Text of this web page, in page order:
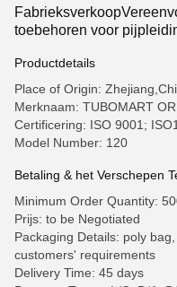
toebehoren voor
Productdetails
Place of Origin:
Merknaam: TUBOMART
Certificering: ISO 9001;
Model Number: 120
Betaling & het Verschepen
Minimum Order Quantity:
Prijs: to be Negotiated
Packaging Details: poly
customers' requirements
Delivery Time: 45 days